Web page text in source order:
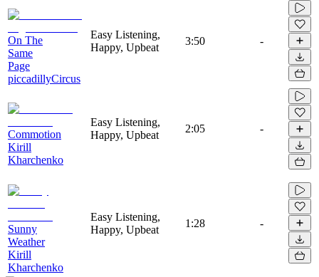
On The
Same
Page
piccadillyCircus
Easy Listening,
Happy, Upbeat
3:50 -
Commotion
Kirill
Kharchenko
Easy Listening,
Happy, Upbeat
2:05 -
Sunny
Weather
Kirill
Kharchenko
Easy Listening,
Happy, Upbeat
1:28 -